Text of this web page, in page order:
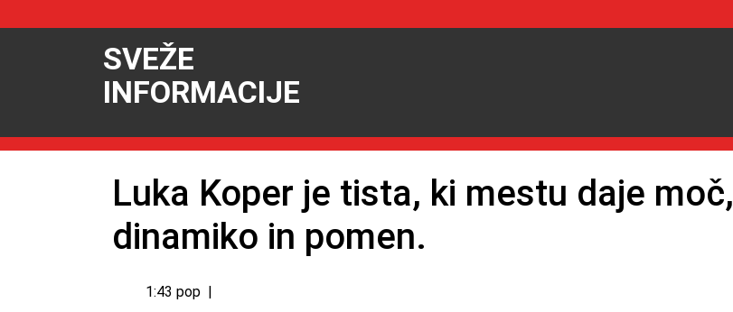
SVEŽE
INFORMACIJE
Luka Koper je tista, ki mestu daje moč,
dinamiko in pomen.
1:43 pop |